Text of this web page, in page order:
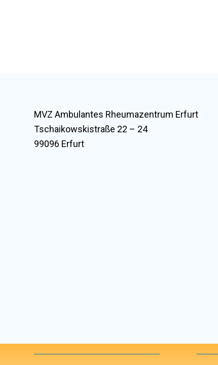
MVZ Ambulantes Rheumazentrum Erfurt
Tschaikowskistraße 22 – 24
99096 Erfurt